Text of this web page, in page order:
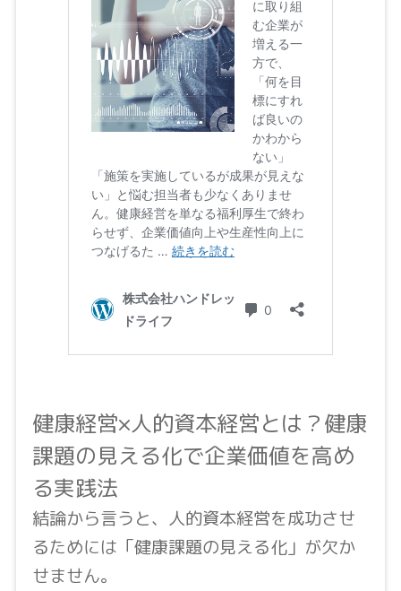
健康経営×人的資本経営とは？健康
課題の見える化で企業価値を高め
る実践法
結論から言うと、人的資本経営を成功させ
るためには「健康課題の見える化」が欠か
せません。